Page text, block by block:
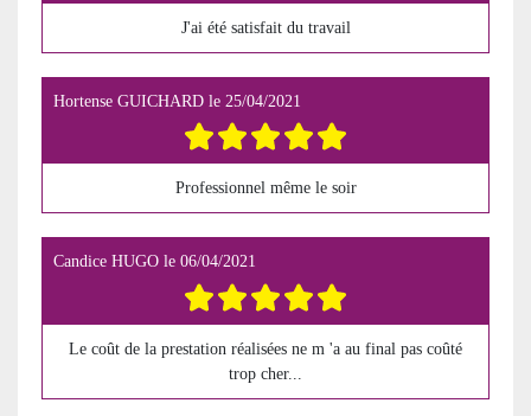
J'ai été satisfait du travail
Hortense GUICHARD le 25/04/2021
Professionnel même le soir
Candice HUGO le 06/04/2021
Le coût de la prestation réalisées ne m 'a au final pas coûté
trop cher...